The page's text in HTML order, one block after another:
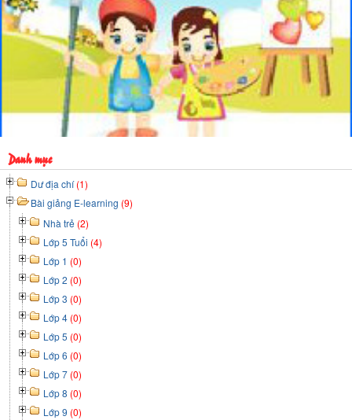
Danh mục
Dư địa chí(1)
Bài giảng E-learning (9)
Nhà trẻ (2)
Lớp 5 Tuổi (4)
Lớp 1 (0)
Lớp 2 (0)
Lớp 3 (0)
Lớp 4 (0)
Lớp 5 (0)
Lớp 6 (0)
Lớp 7 (0)
Lớp 8 (0)
Lớp 9 (0)